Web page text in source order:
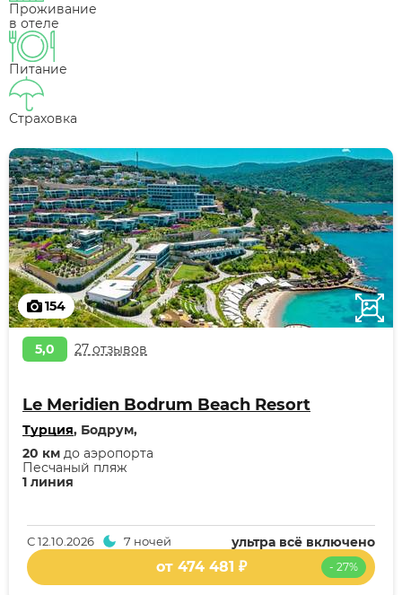
Проживание
в отеле
Питание
Страховка
154
5,0 27 отзывов
Le Meridien Bodrum Beach Resort
Турция, Бодрум,
1 линия
Песчаный пляж
20 км до аэропорта
ультра всё включено
С12.10.2026 7 ночей
- 27%
от 474 481 ₽